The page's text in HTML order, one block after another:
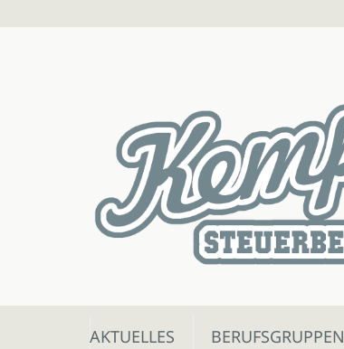
Skip
AKTUELLES BERUFSGRUPPEN